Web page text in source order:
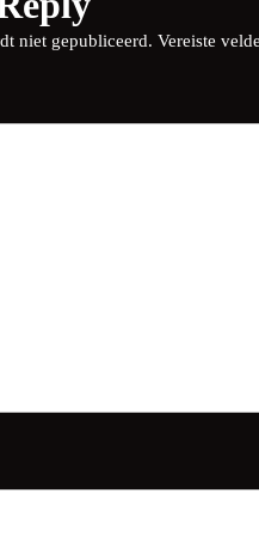
niet gepubliceerd. Vereiste